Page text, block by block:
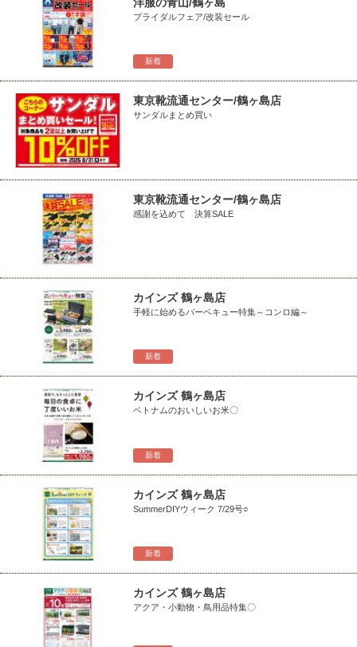
新着
ブライダルフェア/改装セール
東京靴流通センター/鶴ヶ島店
サンダルまとめ買い
東京靴流通センター/鶴ヶ島店
感謝を込めて 決算SALE
新着
カインズ 鶴ヶ島店
手軽に始めるバーベキュー特集～コンロ編～
新着
カインズ 鶴ヶ島店
ベトナムのおいしいお米〇
新着
カインズ 鶴ヶ島店
SummerDIYウィーク 7/29号○
カインズ 鶴ヶ島店
アクア・小動物・鳥用品特集〇